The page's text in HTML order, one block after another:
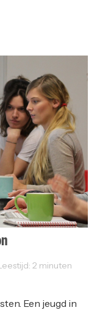
2 minuten
Een jeugd in